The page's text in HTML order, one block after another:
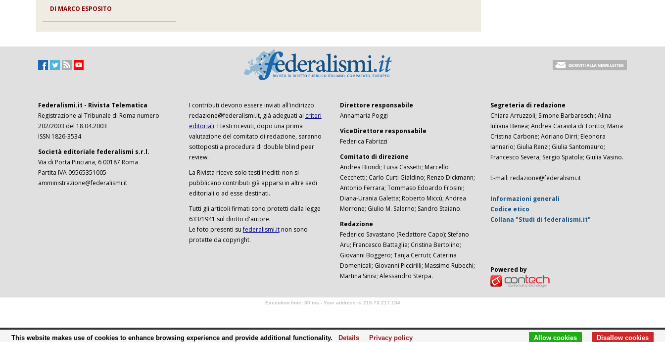
DI MARCO ESPOSITO
Federalismi.it - Rivista Telematica
Registrazione al Tribunale di Roma numero
202/2003 del 18.04.2003
ISSN 1826-3534
Società editoriale federalismi s.r.l.
Via di Porta Pinciana, 6 00187 Roma
Partita IVA 09565351005
amministrazione@federalismi.it
I contributi devono essere inviati all'indirizzo
redazione@federalismi.it, già adeguati ai criteri
editoriali. I testi ricevuti, dopo una prima
valutazione del comitato di redazione, saranno
sottoposti a procedura di double blind peer
review.
La Rivista riceve solo testi inediti: non si
pubblicano contributi già apparsi in altre sedi
editoriali o ad esse destinati.
Tutti gli articoli firmati sono protetti dalla legge
633/1941 sul diritto d'autore.
Le foto presenti sufederalismi.itnon sono
protette da copyright.
Direttore responsabile
Annamaria Poggi
ViceDirettore responsabile
Federica Fabrizzi
Comitato di direzione
Andrea Biondi; Luisa Cassetti; Marcello
Cecchetti; Carlo Curti Gialdino; Renzo Dickmann;
Antonio Ferrara; Tommaso Edoardo Frosini;
Diana-Urania Galetta; Roberto Miccù; Andrea
Morrone; Giulio M. Salerno; Sandro Staiano.
Redazione
Federico Savastano (Redattore Capo); Stefano
Aru; Francesco Battaglia; Cristina Bertolino;
Giovanni Boggero; Tanja Cerruti; Caterina
Domenicali; Giovanni Piccirilli; Massimo Rubechi;
Martina Sinisi; Alessandro Sterpa.
Segreteria di redazione
Chiara Arruzzoli; Simone Barbareschi; Alina
Iuliana Benea; Andrea Caravita di Toritto; Maria
Cristina Carbone; Adriano Dirri; Eleonora
Iannario; Giulia Renzi; Giulia Santomauro;
Francesco Severa; Sergio Spatola; Giulia Vasino.
E-mail: redazione@federalismi.it
Informazioni generali
Codice etico
Collana "Studi di federalismi.it"
Powered by
Execution time: 30 ms - Your address is 216.73.217.154
This website makes use of cookies to enhance browsing experience and provide additional functionality. Details Privacy policy Disallow cookies
Allow cookies